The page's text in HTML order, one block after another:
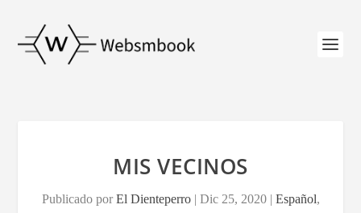
MIS VECINOS
Publicado porEl Dienteperro| Dic 25, 2020| Español,